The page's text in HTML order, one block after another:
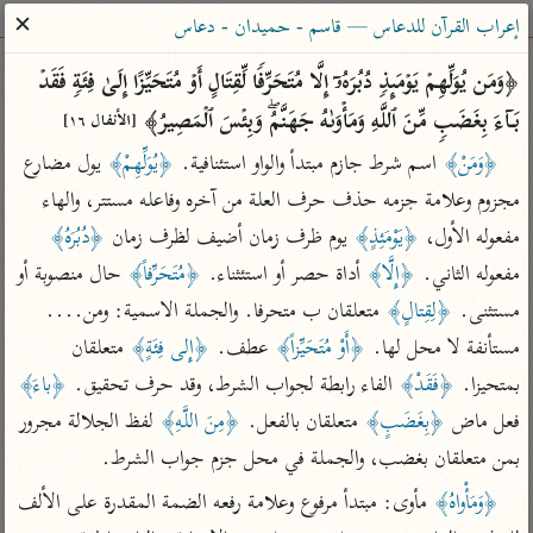
ساهم معنا في نشر القرآن والعلم الشرعي
الباحث القرآني
بحث تفسير علوم مصاحف
Type 2 or more characters for results.
Type 1 or more
characters for results.
أمّهات
تفسير الطبري
تفسير ابن كثير
تفسير القرطبي
تفسير البغوي
عامّة
فتح البيان للقنوجي
فتح القدير للشوكاني
تفسير ابن جزي
موسوعات
معاصرة
الميسر
المختصر في
التفسير
تفسير السعدي
أيسر التفاسير
إعراب القرآن للدعاس — قاسم - حميدان - دعاس
✕
بَاۤءَ بِغَضَبࣲ مِّنَ ٱللَّهِ وَمَأۡوَىٰهُ جَهَنَّمُۖ وَبِئۡسَ ٱلۡمَصِیرُ﴾ [الأنفال ١٦]
﴿وَمَنْ﴾ اسم شرط جازم مبتدأ والواو استئنافية. ﴿يُوَلِّهِمْ﴾
مفعوله الأول، ﴿يَوْمَئِذٍ﴾ يوم ظرف زمان أضيف لظرف زمان ﴿دُبُرَهُ﴾
مفعوله الثاني. ﴿إِلَّا﴾ أداة حصر أو استئثناء. ﴿مُتَحَرِّفاً﴾
حال منصوبة أو
مستثنى. ﴿لِقِتالٍ﴾
مستأنفة لا محل لها. ﴿أَوْ مُتَحَيِّزاً﴾ عطف. ﴿إِلى فِئَةٍ﴾
بمتحيزا. ﴿فَقَدْ﴾ الفاء رابطة لجواب الشرط، وقد حرف تحقيق. ﴿باءَ﴾
فعل ماض ﴿بِغَضَبٍ﴾ متعلقان بالفعل. ﴿مِنَ اللَّهِ﴾
لفظ الجلالة مجرور
بمن متعلقان بغضب، والجملة في محل جزم جواب الشرط.
﴿وَمَأْواهُ﴾